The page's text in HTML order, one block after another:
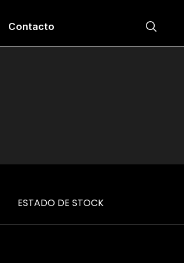
Contacto
ESTADO DE STOCK